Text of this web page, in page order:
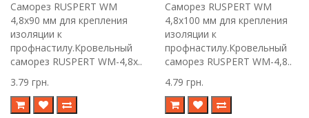
RIF.
Саморез RUSPERT WM
4,8х90 мм для крепления
изоляции к
профнастилу.Кровельный
саморез RUSPERT WM-4,8х..
3.79 грн.
RIF.
Саморез RUSPERT WM
4,8х100 мм для крепления
изоляции к
профнастилу.Кровельный
саморез RUSPERT WM-4,8..
4.79 грн.